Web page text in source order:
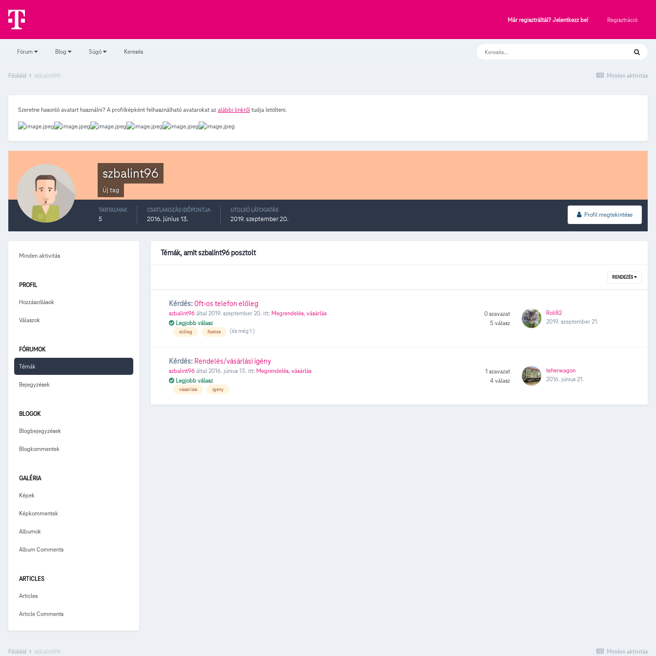
Már regisztráltál? Jelentkezz be! Regisztráció
Fórum Blog Súgó Keresés
Minden aktivitás
Főoldal szbalint96
Szeretne hasonló avatart használni? A profilképként felhasználható avatarokat az alábbi linkről tudja letölteni.
szbalint96
Új tag
Profil megtekintése
TARTALMAK
5
CSATLAKOZÁS IDŐPONTJA
2016. június 13.
UTOLSÓ LÁTOGATÁS
2019. szeptember 20.
Minden aktivitás
PROFIL
Hozzászólások
Válaszok
FÓRUMOK
Témák
Bejegyzések
BLOGOK
Blogbejegyzések
Blogkommentek
GALÉRIA
Képek
Képkommentek
Albumok
Album Comments
ARTICLES
Articles
Article Comments
Témák, amit szbalint96 posztolt
RENDEZÉS
Kérdés: 0ft-os telefon előleg
szbalint96 által 2019. szeptember 20. itt: Megrendelés, vásárlás
Legjobb válasz
előleg fizetés (és még 1 )
0 szavazat
5 válasz
Roli82
2019. szeptember 21.
Kérdés: Rendelés/vásárlási igény
szbalint96 által 2016. június 13. itt: Megrendelés, vásárlás
Legjobb válasz
vásárlási igény
1 szavazat
4 válasz
teherwagon
2016. június 21.
Minden aktivitás
Főoldal szbalint96